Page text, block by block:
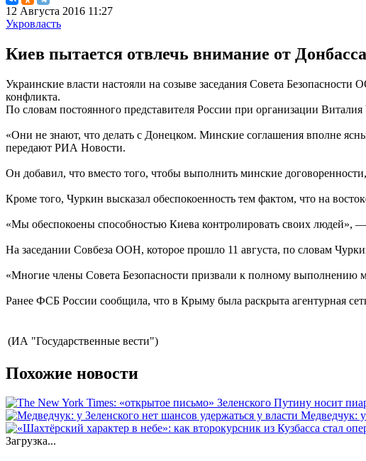
12 Августа 2016 11:27
Укровласть
Киев пытается отвлечь внимание от
Украинские власти настояли на созыве заседания Совета
конфликта.
По словам постоянного представителя России при организации
«Они не знают, что делать с Донецком. Минские соглашения вполне
передают РИА Новости.
Он добавил, что вместо того, чтобы выполнить минские
Кроме того, Чуркин высказал обеспокоенность тем фактом, что на
«Мы обеспокоены способностью Киева контролировать своих людей»,
На заседании Совбеза ООН, которое прошло 11 августа, по словам
«Многие члены Совета Безопасности призвали к полному выполнению
Ранее ФСБ России сообщила, что в Крыму была раскрыта агентурная
(ИА "Государственные вести")
Похожие новости
Медведчук: у
Загрузка...